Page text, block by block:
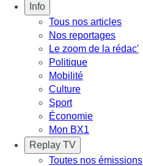
Info
Tous nos articles
Nos reportages
Le zoom de la rédac'
Politique
Mobilité
Culture
Sport
Économie
Mon BX1
Replay TV
Toutes nos émissions